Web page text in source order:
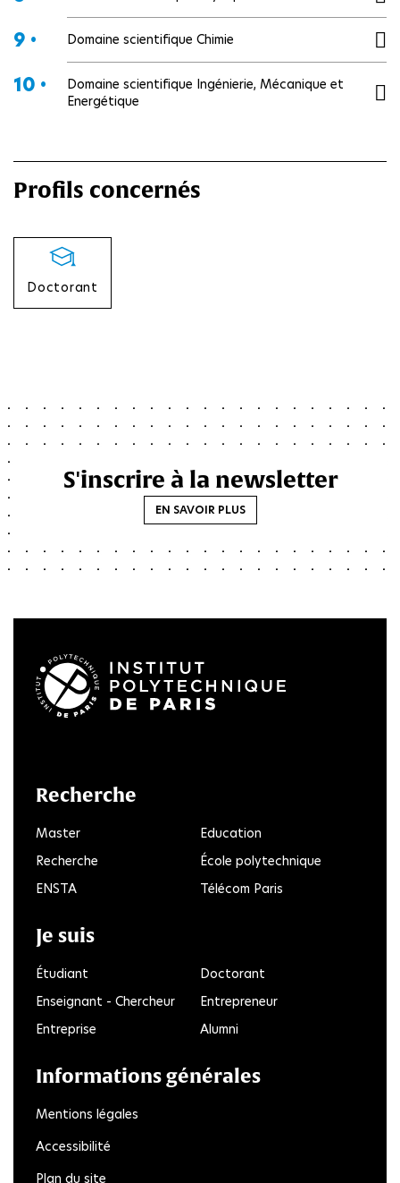
9 • Domaine scientifique Chimie
10 •
Domaine scientifique Ingénierie, Mécanique et
Energétique
Profils concernés
Doctorant
S'inscrire à la newsletter
EN SAVOIR PLUS
Recherche
Master
Education
Recherche
École polytechnique
ENSTA
Télécom Paris
Je suis
Étudiant
Doctorant
Enseignant - Chercheur
Entrepreneur
Entreprise
Alumni
Informations générales
Mentions légales
Accessibilité
Plan du site